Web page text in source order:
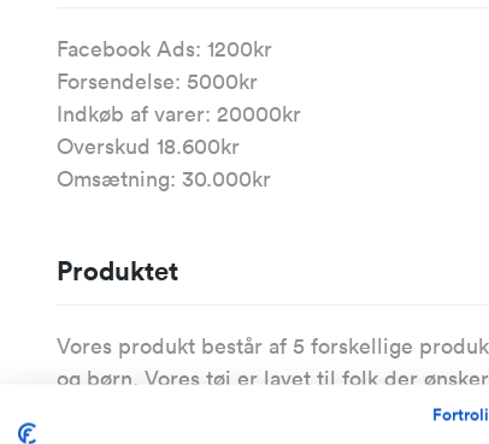
Facebook Ads: 1200kr
Forsendelse: 5000kr
Indkøb af varer: 20000kr
Overskud 18.600kr
Omsætning: 30.000kr
Produktet
Vores produkt består af 5 forskellige
og børn. Vores tøj er lavet til folk der